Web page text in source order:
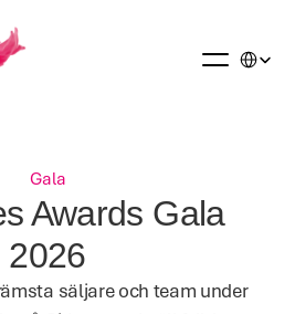
Gala
Awards Gala
2026
säljare och team under